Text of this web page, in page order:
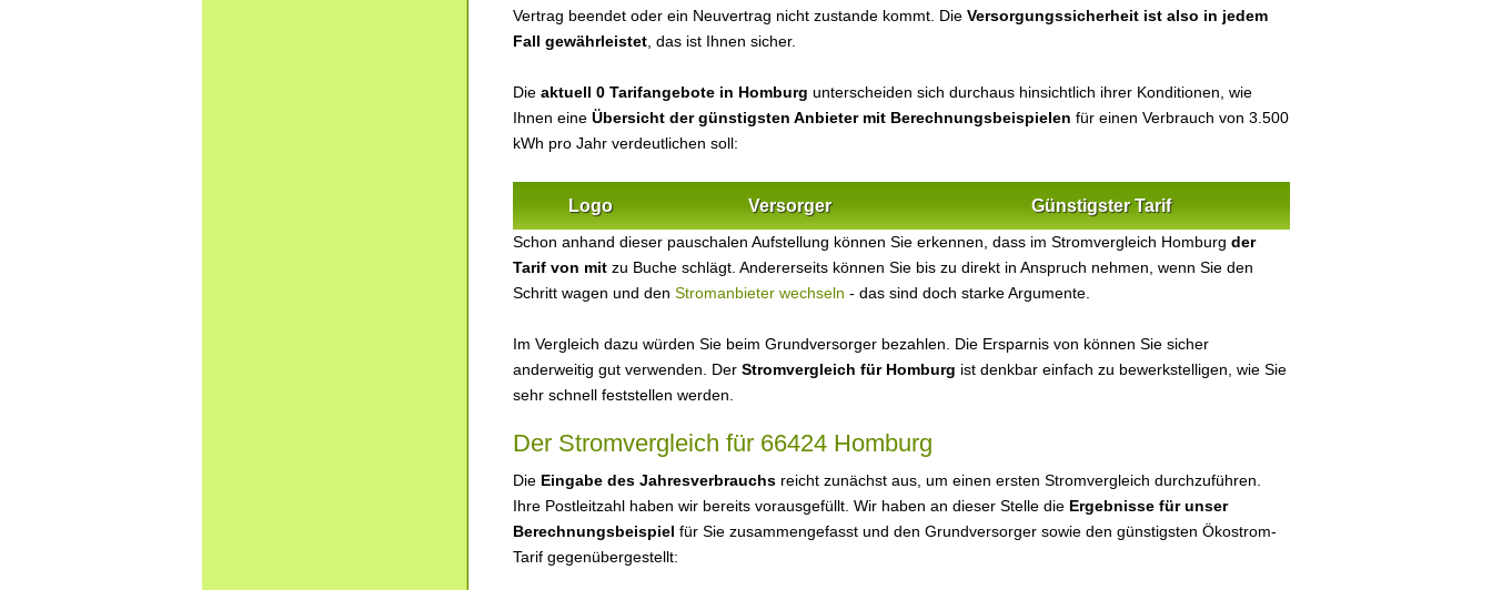
Vertrag beendet oder ein Neuvertrag nicht zustande kommt. Die Versorgungssicherheit ist also in jedem
Fall gewährleistet , das ist Ihnen sicher.
Die aktuell 0 Tarifangebote in Homburg unterscheiden sich durchaus hinsichtlich ihrer Konditionen, wie
Ihnen eine Übersicht der günstigsten Anbieter mit Berechnungsbeispielen für einen Verbrauch von 3.500
kWh pro Jahr verdeutlichen soll:
Logo Versorger Günstigster Tarif
Schon anhand dieser pauschalen Aufstellung können Sie erkennen, dass im Stromvergleich Homburg der
Tarif von mit zu Buche schlägt. Andererseits können Sie bis zu direkt in Anspruch nehmen, wenn Sie den
Schritt wagen und den Stromanbieter wechseln - das sind doch starke Argumente.
Im Vergleich dazu würden Sie beim Grundversorger bezahlen. Die Ersparnis von können Sie sicher
anderweitig gut verwenden. Der Stromvergleich für Homburg ist denkbar einfach zu bewerkstelligen, wie Sie
sehr schnell feststellen werden.
Der Stromvergleich für 66424 Homburg
Die Eingabe des Jahresverbrauchs reicht zunächst aus, um einen ersten Stromvergleich durchzuführen.
Ihre Postleitzahl haben wir bereits vorausgefüllt. Wir haben an dieser Stelle die Ergebnisse für unser
Berechnungsbeispiel für Sie zusammengefasst und den Grundversorger sowie den günstigsten Ökostrom-
Tarif gegenübergestellt: